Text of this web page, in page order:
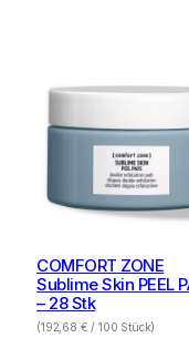
COMFORT ZONE
Sublime Skin PEEL
– 28 Stk
(192,68 € / 100 Stück)